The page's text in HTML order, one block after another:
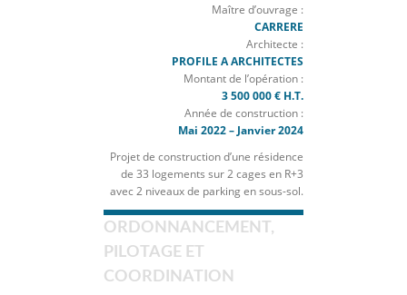
TERRA LUMIA
MEYREUIL (13)
CARRERE
Architecte :
PROFILE A ARCHITECTES
Montant de l’opération :
3 500 000 € H.T.
Année de construction :
Mai 2022 – Janvier 2024
1 2 3 4